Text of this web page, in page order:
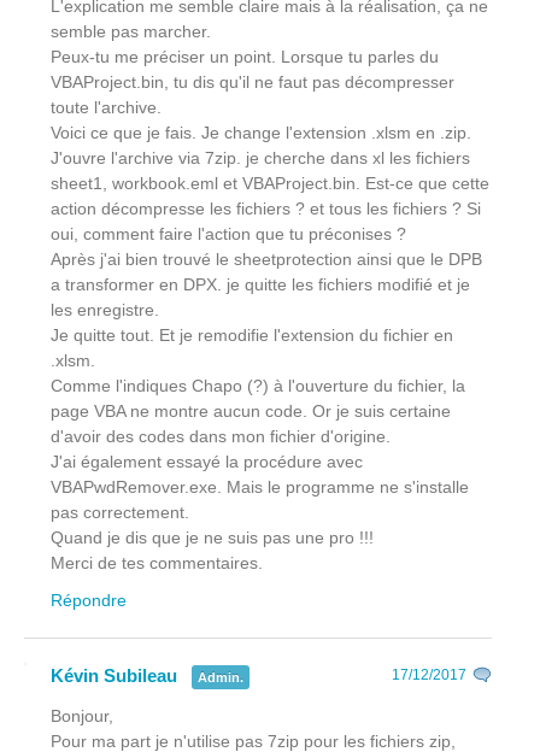
L'explication me semble claire mais à la réalisation, ça ne
semble pas marcher.
Peux-tu me préciser un point. Lorsque tu parles du
VBAProject.bin, tu dis qu'il ne faut pas décompresser
toute l'archive.
Voici ce que je fais. Je change l'extension .xlsm en .zip.
J'ouvre l'archive via 7zip. je cherche dans xl les fichiers
sheet1, workbook.eml et VBAProject.bin. Est-ce que cette
action décompresse les fichiers ? et tous les fichiers ? Si
oui, comment faire l'action que tu préconises ?
Après j'ai bien trouvé le sheetprotection ainsi que le DPB
a transformer en DPX. je quitte les fichiers modifié et je
les enregistre.
Je quitte tout. Et je remodifie l'extension du fichier en
.xlsm.
Comme l'indiques Chapo (?) à l'ouverture du fichier, la
page VBA ne montre aucun code. Or je suis certaine
d'avoir des codes dans mon fichier d'origine.
J'ai également essayé la procédure avec
VBAPwdRemover.exe. Mais le programme ne s'installe
pas correctement.
Quand je dis que je ne suis pas une pro !!!
Merci de tes commentaires.
Répondre
Kévin Subileau Admin. 17/12/2017
Bonjour,
Pour ma part je n'utilise pas 7zip pour les fichiers zip,